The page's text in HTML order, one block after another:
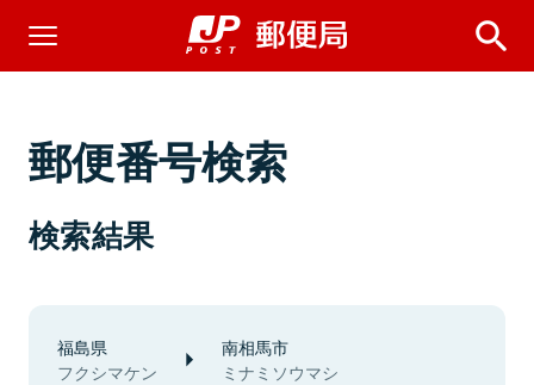
郵便番号検索
検索結果
福島県
フクシマケン
南相馬市
ミナミソウマシ